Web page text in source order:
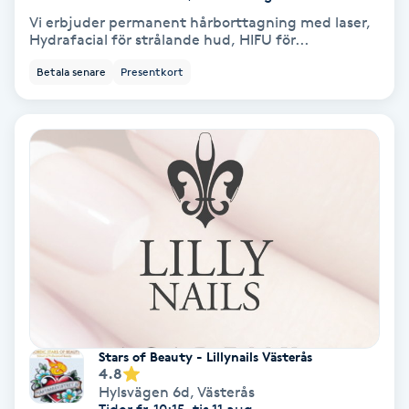
PRP (Platelet Rich Plasma)
Psoriasis
Reflexologi
Vi erbjuder permanent hårborttagning med laser,
Hydrafacial för strålande hud, HIFU för...
Betala senare Presentkort
Stars of Beauty - Lillynails Västerås
4.8
Hylsvägen 6d, Västerås